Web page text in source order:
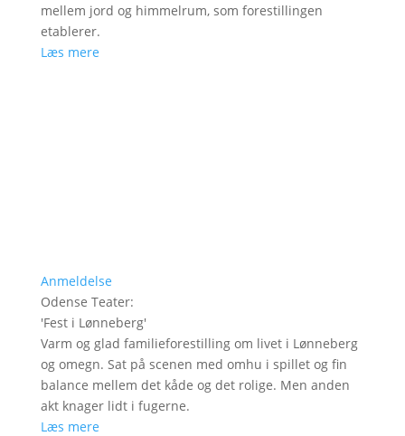
mellem jord og himmelrum, som forestillingen
etablerer.
Læs mere
Anmeldelse
Odense Teater:
'Fest i Lønneberg'
Varm og glad familieforestilling om livet i Lønneberg
og omegn. Sat på scenen med omhu i spillet og fin
balance mellem det kåde og det rolige. Men anden
akt knager lidt i fugerne.
Læs mere